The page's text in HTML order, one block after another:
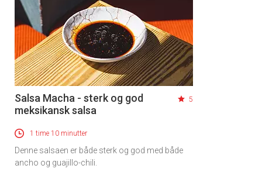
Salsa Macha - sterk og god
meksikansk salsa
5
1 time 10 minutter
Denne salsaen er både sterk og god med både
ancho og guajillo-chili.